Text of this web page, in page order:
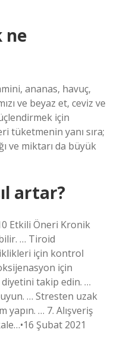
ne
ananas, havuç,
ve beyaz et, ceviz ve
için
tüketmenin yanı sıra;
ve miktarı da büyük
artar?
Etkili Öneri Kronik
… Tiroid
için kontrol
için
diyetini takip edin. …
… Stresten uzak
… 7. Alışveriş
Şubat 2021